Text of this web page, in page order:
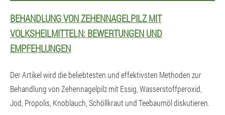
BEHANDLUNG VON ZEHENNAGELPILZ MIT
VOLKSHEILMITTELN: BEWERTUNGEN UND
EMPFEHLUNGEN
Der Artikel wird die beliebtesten und effektivsten Methoden zur
Behandlung von Zehennagelpilz mit Essig, Wasserstoffperoxid,
Jod, Propolis, Knoblauch, Schöllkraut und Teebaumöl diskutieren.